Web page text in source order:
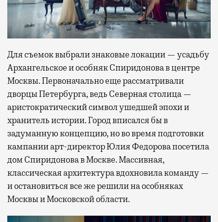
Для съемок выбрали знаковые локации — усадьбу
Архангельское и особняк Спиридонова в центре
Москвы. Первоначально еще рассматривали
дворцы Петербурга, ведь Северная столица —
аристократический символ ушедшей эпохи и
хранитель истории. Город вписался бы в
задуманную концепцию, но во время подготовки
кампании арт-директор Юлия Федорова посетила
дом Спиридонова в Москве. Массивная,
классическая архитектура вдохновила команду —
и остановиться все же решили на особняках
Москвы и Московской области.